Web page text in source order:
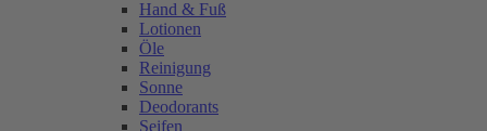
Hand & Fuß
Lotionen
Öle
Reinigung
Sonne
Deodorants
Seifen